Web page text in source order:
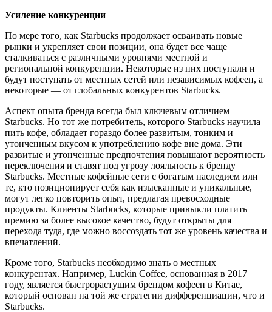
Усиление конкуренции
По мере того, как Starbucks продолжает осваивать новые
рынки и укрепляет свои позиции, она будет все чаще
сталкиваться с различными уровнями местной и
региональной конкуренции. Некоторые из них поступали и
будут поступать от местных сетей или независимых кофеен, а
некоторые — от глобальных конкурентов Starbucks.
Аспект опыта бренда всегда был ключевым отличием
Starbucks. Но тот же потребитель, которого Starbucks научила
пить кофе, обладает гораздо более развитым, тонким и
утонченным вкусом к употреблению кофе вне дома. Эти
развитые и утонченные предпочтения повышают вероятность
переключения и ставят под угрозу лояльность к бренду
Starbucks. Местные кофейные сети с богатым наследием или
те, кто позиционирует себя как изысканные и уникальные,
могут легко повторить опыт, предлагая превосходные
продукты. Клиенты Starbucks, которые привыкли платить
премию за более высокое качество, будут открыты для
перехода туда, где можно воссоздать тот же уровень качества и
впечатлений.
Кроме того, Starbucks необходимо знать о местных
конкурентах. Например, Luckin Coffee, основанная в 2017
году, является быстрорастущим брендом кофеен в Китае,
который основан на той же стратегии дифференциации, что и
Starbucks.